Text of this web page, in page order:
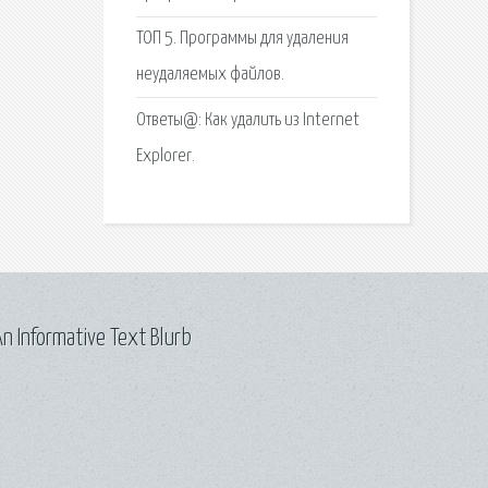
ТОП 5. Программы для удаления
неудаляемых файлов.
Ответы@: Как удалить из Internet
Explorer.
Informative Text Blurb